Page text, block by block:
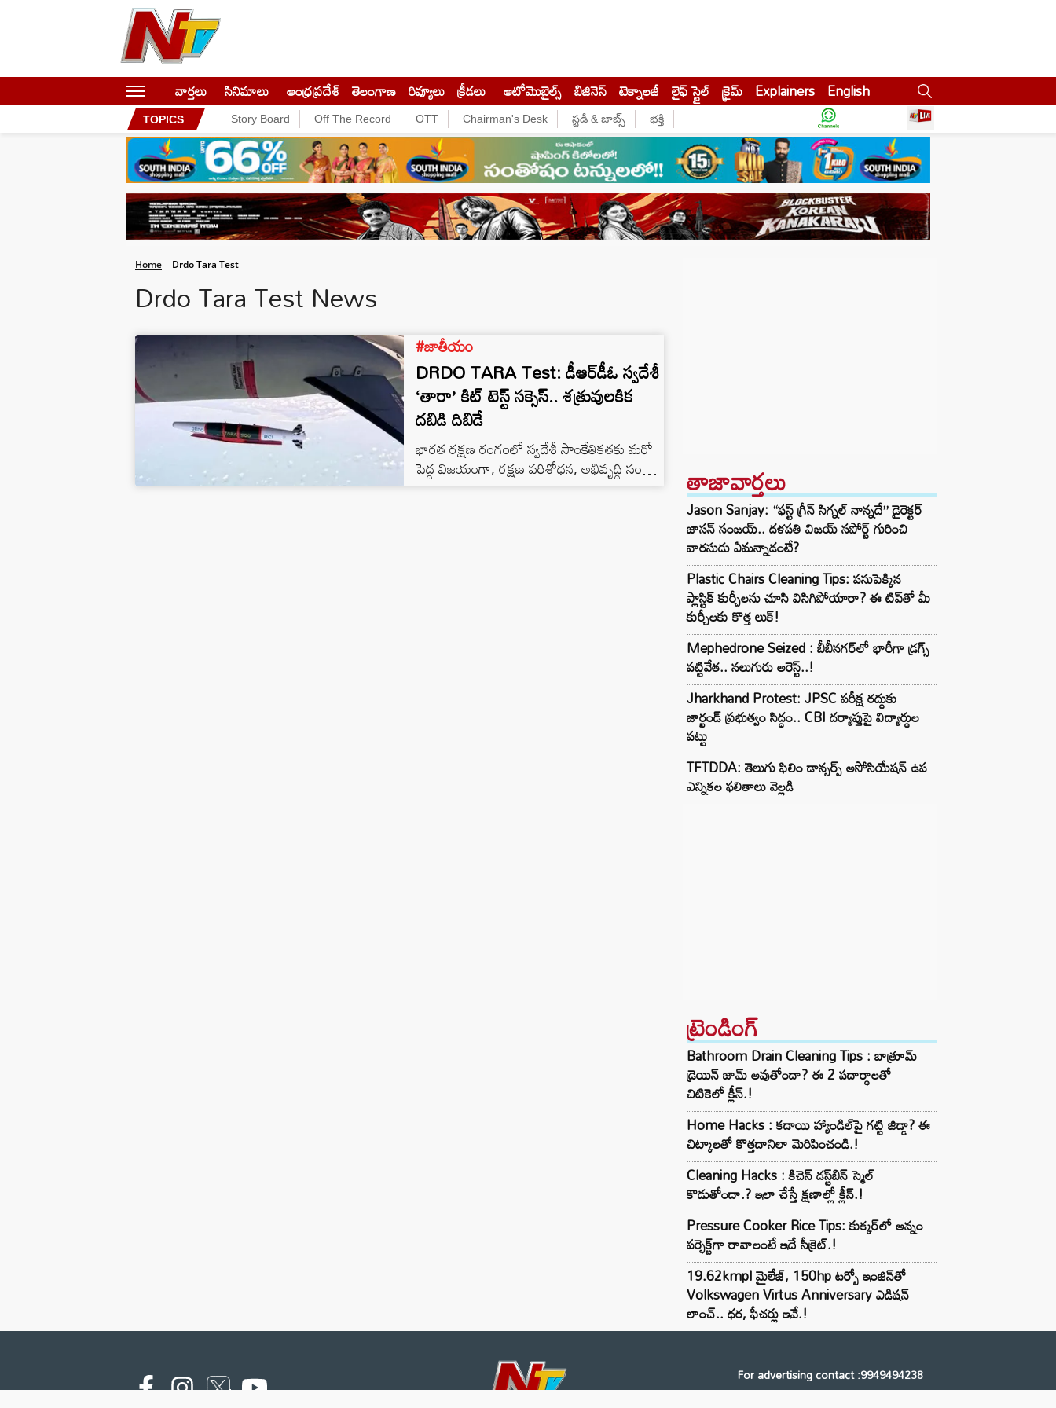
వార్తలు సినిమాలు ఆంధ్రప్రదేశ్ తెలంగాణ రివ్యూలు క్రీడలు ఆటోమొబైల్స్ బిజినెస్‌ టెక్నాలజీ లైఫ్ స్టైల్ క్రైమ్ Explainers English
TOPICS Story Board Off The Record OTT Chairman's Desk స్టడీ & జాబ్స్ భక్తి
Home Drdo Tara Test
Drdo Tara Test News
#జాతీయం
DRDO TARA Test: డీఆర్‌డీఓ స్వదేశీ
‘తారా’ కిట్ టెస్ట్ సక్సెస్.. శత్రువులకిక
దబిడి దిబిడే
భారత రక్షణ రంగంలో స్వదేశీ సాంకేతికతకు మరో
పెద్ద విజయంగా, రక్షణ పరిశోధన, అభివృద్ధి సంస్థ
(DRDO) అభివృద్ధి చేసిన టాక్టికల్ అడ్వాన్స్‌డ్ రేంజ్ తాజావార్తలు
Jason Sanjay: “ఫస్ట్ గ్రీన్ సిగ్నల్ నాన్నదే” డైరెక్టర్‌
జాసన్ సంజయ్.. దళపతి విజయ్ సపోర్ట్ గురించి
వారసుడు ఏమన్నాడంటే?
Plastic Chairs Cleaning Tips: పసుపెక్కిన
ప్లాస్టిక్ కుర్చీలను చూసి విసిగిపోయారా? ఈ టిప్‌తో మీ
కుర్చీలకు కొత్త లుక్!
Mephedrone Seized : బీబీనగర్‌లో భారీగా డ్రగ్స్
పట్టివేత.. నలుగురు అరెస్ట్..!
Jharkhand Protest: JPSC పరీక్ష రద్దుకు
జార్ఖండ్ ప్రభుత్వం సిద్ధం.. CBI దర్యాప్తుపై విద్యార్థుల
పట్టు
TFTDDA: తెలుగు ఫిలిం డాన్సర్స్ అసోసియేషన్ ఉప
ఎన్నికల ఫలితాలు వెల్లడి
ట్రెండింగ్‌
Bathroom Drain Cleaning Tips : బాత్రూమ్
డ్రెయిన్ జామ్ అవుతోందా? ఈ 2 పదార్థాలతో
చిటికెలో క్లీన్.!
Home Hacks : కడాయి హ్యాండిల్‌పై గట్టి జిడ్డా? ఈ
చిట్కాలతో కొత్తదానిలా మెరిపించండి.!
Cleaning Hacks : కిచెన్ డస్ట్‌బిన్ స్మెల్
కొడుతోందా.? ఇలా చేస్తే క్షణాల్లో క్లీన్.!
Pressure Cooker Rice Tips: కుక్కర్‌లో అన్నం
పర్ఫెక్ట్‌గా రావాలంటే ఇదే సీక్రెట్.!
19.62kmpl మైలేజ్, 150hp టర్బో ఇంజిన్‌తో
Volkswagen Virtus Anniversary ఎడిషన్
లాంచ్.. ధర, ఫీచర్లు ఇవే.!
For advertising contact :9949494238
Email: digital@ntvnetwork.com